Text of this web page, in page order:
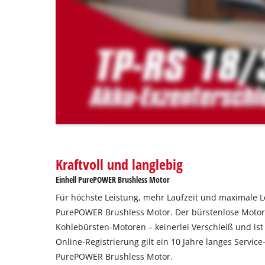
the
site
with
their
CMP
add
this
content
Kraftvoll und langlebig
Einhell PurePOWER Brushless Motor
Für höchste Leistung, mehr Laufzeit und maximale
PurePOWER Brushless Motor. Der bürstenlose
Kohlebürsten-Motoren – keinerlei Verschleiß und
Online-Registrierung gilt ein 10 Jahre langes
PurePOWER Brushless Motor.